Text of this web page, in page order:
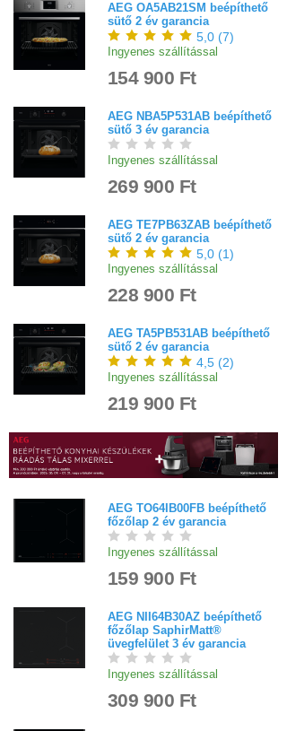
AEG OA5AB21SM beépíthető
sütő 2 év garancia
5,0 (7)
Ingyenes szállítással
154 900 Ft
AEG NBA5P531AB beépíthető
sütő 3 év garancia
Ingyenes szállítással
269 900 Ft
AEG TE7PB63ZAB beépíthető
sütő 2 év garancia
5,0 (1)
Ingyenes szállítással
228 900 Ft
AEG TA5PB531AB beépíthető
sütő 2 év garancia
4,5 (2)
Ingyenes szállítással
219 900 Ft
AEG TO64IB00FB beépíthető
főzőlap 2 év garancia
Ingyenes szállítással
159 900 Ft
AEG NII64B30AZ beépíthető
főzőlap SaphirMatt®
üvegfelület 3 év garancia
Ingyenes szállítással
309 900 Ft